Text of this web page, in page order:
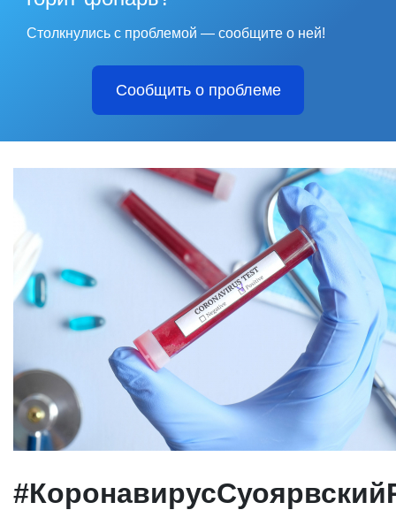
Столкнулись с проблемой — сообщите о ней!
Сообщить о проблеме